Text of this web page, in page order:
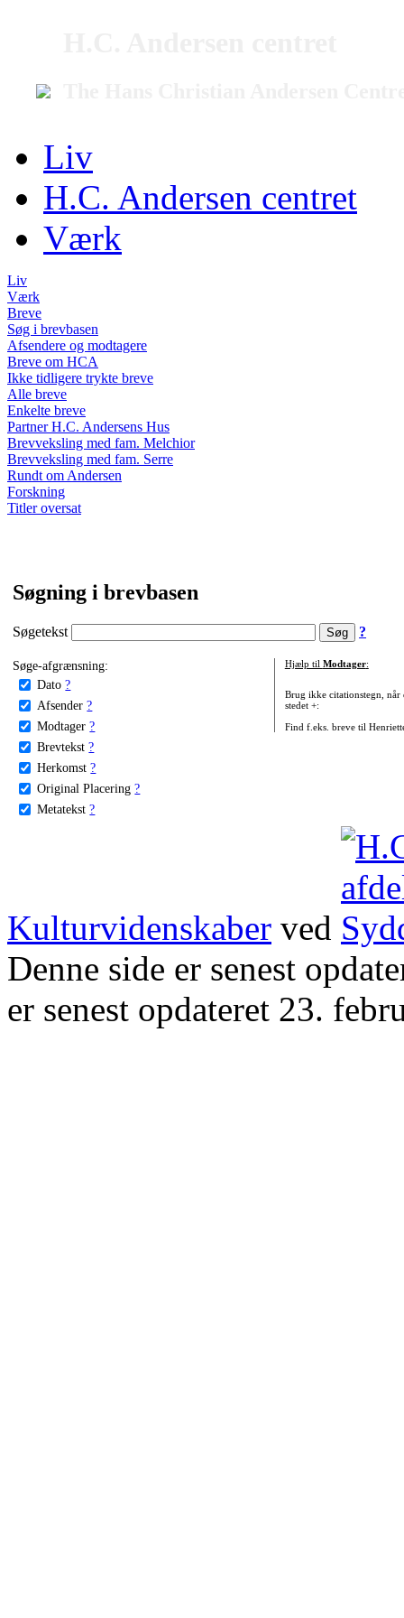
Liv
H.C. Andersen centret
Værk
Liv
Værk
Breve
Søg i brevbasen
Afsendere og modtagere
Breve om HCA
Ikke tidligere trykte breve
Alle breve
Enkelte breve
Partner H.C. Andersens Hus
Brevveksling med fam. Melchior
Brevveksling med fam. Serre
Rundt om Andersen
Forskning
Titler oversat
Søgning i brevbasen
Søgetekst ?
Søge-afgrænsning:
Dato ?
Afsender ?
Modtager ?
Brevtekst ?
Herkomst ?
Original Placering ?
Metatekst ?
Hjælp til Modtager:
Brug ikke citationstegn, når
stedet +:
Find f.eks. breve til
Kulturvidenskaber ved
Denne side er senest
er senest opdateret 23.